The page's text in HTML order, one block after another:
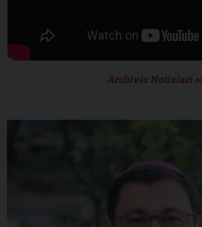
Archivio Notiziari